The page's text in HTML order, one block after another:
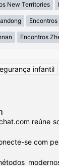
New Territories
Encontros
infantil
reúne
se com